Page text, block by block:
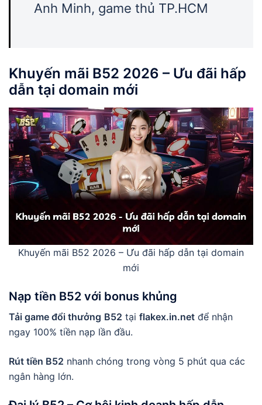
Anh Minh, game thủ TP.HCM
Khuyến mãi B52 2026 – Ưu đãi hấp
dẫn tại domain mới
Khuyến mãi B52 2026 – Ưu đãi hấp dẫn tại domain
mới
Nạp tiền B52 với bonus khủng
Tải game đổi thưởng B52 tại flakex.in.net để nhận
ngay 100% tiền nạp lần đầu.
Rút tiền B52 nhanh chóng trong vòng 5 phút qua các
ngân hàng lớn.